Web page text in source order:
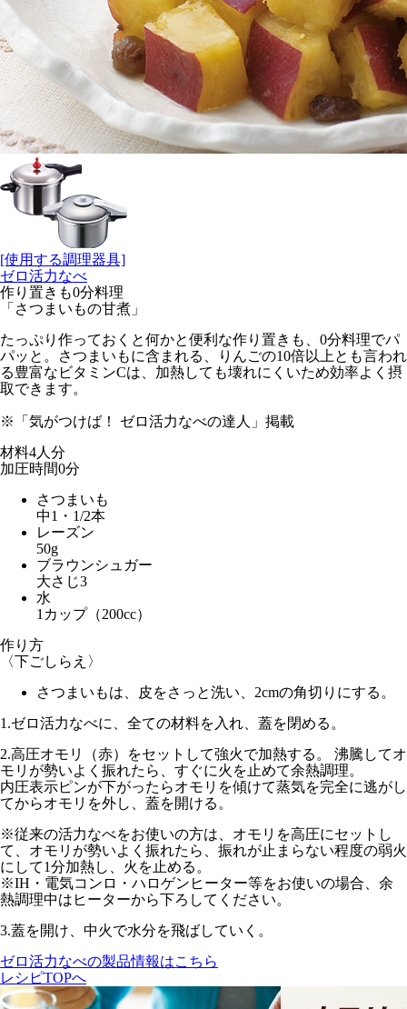
[使用する調理器具]
ゼロ活力なべ
作り置きも0分料理
「さつまいもの甘煮」
たっぷり作っておくと何かと便利な作り置きも、0分料理でパ
パッと。さつまいもに含まれる、りんごの10倍以上とも言われ
る豊富なビタミンCは、加熱しても壊れにくいため効率よく摂
取できます。
※「気がつけば！ ゼロ活力なべの達人」掲載
材料4人分
加圧時間0分
さつまいも
中1・1/2本
レーズン
50g
ブラウンシュガー
大さじ3
水
1カップ（200cc）
作り方
〈下ごしらえ〉
さつまいもは、皮をさっと洗い、2cmの角切りにする。
1.ゼロ活力なべに、全ての材料を入れ、蓋を閉める。
2.高圧オモリ（赤） をセットして強火で加熱する。 沸騰してオ
モリが勢いよく振れたら、すぐに火を止めて余熱調理。
内圧表示ピンが下がったらオモリを傾けて蒸気を完全に逃がし
てからオモリを外し、蓋を開ける。
※従来の活力なべをお使いの方は、オモリを高圧にセットし
て、オモリが勢いよく振れたら、振れが止まらない程度の弱火
にして1分加熱し、火を止める。
※IH・電気コンロ・ハロゲンヒーター等をお使いの場合、余
熱調理中はヒーターから下ろしてください。
3.蓋を開け、 中火で水分を飛ばしていく。
ゼロ活力なべの製品情報はこちら
レシピTOPへ